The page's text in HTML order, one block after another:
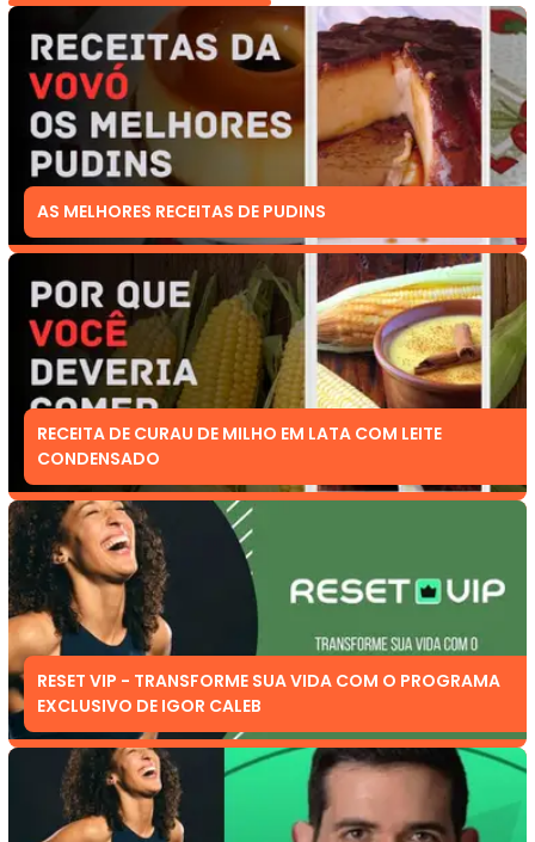
AS MELHORES RECEITAS DE PUDINS
RECEITA DE CURAU DE MILHO EM LATA COM LEITE
CONDENSADO
RESET VIP - TRANSFORME SUA VIDA COM O PROGRAMA
EXCLUSIVO DE IGOR CALEB